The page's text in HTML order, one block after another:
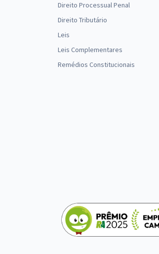
Direito Processual Penal
Direito Tributário
Leis
Leis Complementares
Remédios Constitucionais